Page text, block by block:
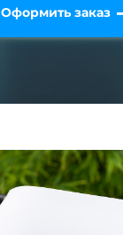
Оформить заказ